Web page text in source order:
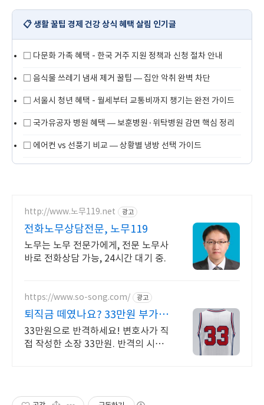
📋 생활 꿀팁 경제 건강 상식 혜택 살림 인기글
다문화 가족 혜택 - 한국 거주 지원 정책과 신청 절차 안내
음식물 쓰레기 냄새 제거 꿀팁 — 집안 악취 완벽 차단
서울시 청년 혜택 - 월세부터 교통비까지 챙기는 완전 가이드
국가유공자 병원 혜택 — 보훈병원·위탁병원 감면 핵심 정리
에어컨 vs 선풍기 비교 — 상황별 냉방 선택 가이드
http://www.노무119.net 광고
전화노무상담전문, 노무119
노무는 노무 전문가에게, 전문 노무사
바로 전화상담 가능, 24시간 대기 중.
https://www.so-song.com/ 광고
퇴직금 떼였나요? 33만원 부가세
포함
33만원으로 반격하세요! 변호사가 직
접 작성한 소장 33만원. 반격의 시작!